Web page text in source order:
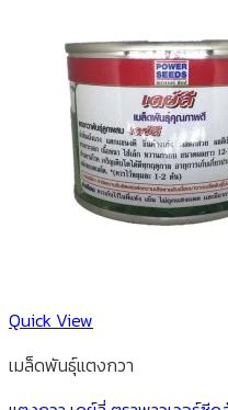
Quick View
เมล็ดพันธุ์แตงกวา